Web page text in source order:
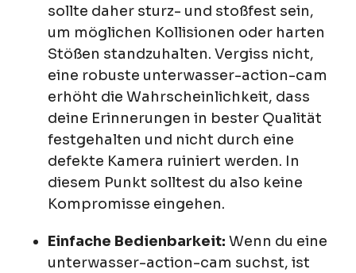
sollte daher sturz- und stoßfest sein,
um möglichen Kollisionen oder harten
Stößen standzuhalten. Vergiss nicht,
eine robuste unterwasser-action-cam
erhöht die Wahrscheinlichkeit, dass
deine Erinnerungen in bester Qualität
festgehalten und nicht durch eine
defekte Kamera ruiniert werden. In
diesem Punkt solltest du also keine
Kompromisse eingehen.
Einfache Bedienbarkeit: Wenn du eine
unterwasser-action-cam suchst, ist